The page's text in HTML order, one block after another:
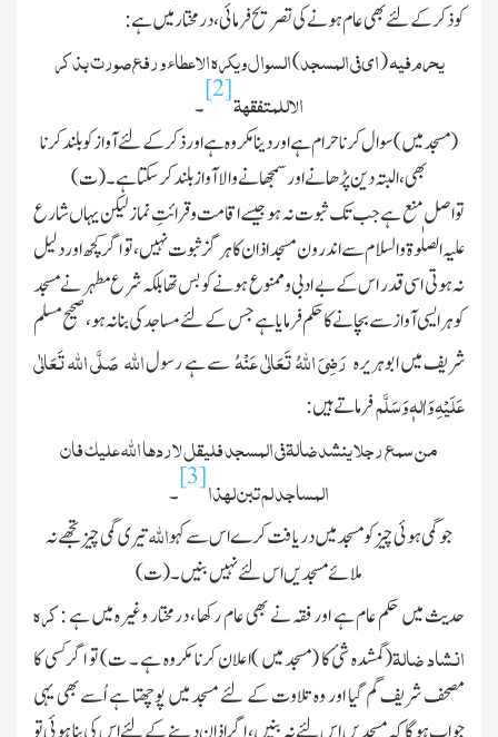
کوذکر کے لئے بھی عام ہونے کی تصریح فرمائی ، درمختار میں ہے :
یحرم فیہ(ای فی المسجد)السوال ویکرہ الاعطاء ورفع صورت بذکر
الاللمتفقھۃ[2]۔
( مسجد میں ) سوال کرنا حرام ہے اور دینا مکروہ ہے اور ذکر کے لئے آوازکو بلند کرنا
بھی ، البتہ دین پڑھانے اور سمجھا نے والا آواز بلند کرسکتا ہے۔ (ت)
تو اصل منع ہے جب تك ثبوت نہ ہو جیسے اقامت وقرائتِ نماز لیکن یہاں شارع
علیہ الصلٰوۃ والسلام سے اندرون مسجد اذان کا ہرگز ثبوت نہیں ، تو اگر کچھ اور دلیل
نہ ہوتی اسی قدر اس کے بے ادبی وممنوع ہونے کو بس تھا بلکہ شرع مطہر نے مسجد
کو ہر ایسی آواز سے بچانے کا حکم فرمایا ہے جس کے لئے مساجد کی بنا نہ ہو ، صحیح مسلم
شریف میں ابوہریرہرَضِیَ اللہُ تَعَالٰی عَنْہُسے ہے رسولاﷲصَلَّی اللہ تَعَالٰی
عَلَیْہِ وَاٰلہٖ وَسَلَّمفرماتے ہیں :
من سمع رجلا ینشد ضالۃ فی المسجد فلیقل لاردھا اﷲ علیك فان
المساجد لم تبن لھذا[3]۔
جو گمی ہوئی چیز کو مسجد میں دریافت کرے اس سے کہواﷲتیری گمی چیز تجھے نہ
ملائے مسجدیں اس لئے نہیں بنیں ۔ (ت)
حدیث میں حکم عام ہے اور فقہ نے بھی عام رکھا ، درمختار وغیرہ میں ہے :کرہ
انشاد ضالۃ( گمشدہ شئ کا (مسجد میں )اعلان کرنا مکروہ ہے ۔ ت) تو اگر کسی کا
مصحف شریف گم گیا اور وہ تلاوت کے لئے مسجد میں پوچھتا ہے اُسے بھی یہی